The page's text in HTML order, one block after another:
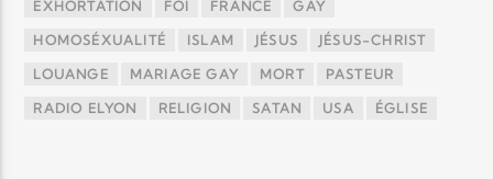
EXHORTATION FOI FRANCE GAY
HOMOSÉXUALITÉ ISLAM JÉSUS JÉSUS-CHRIST
LOUANGE MARIAGE GAY MORT PASTEUR
RADIO ELYON RELIGION SATAN USA ÉGLISE